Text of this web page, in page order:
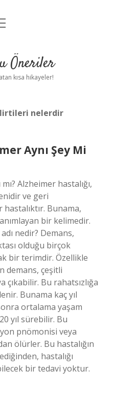
Öneriler
kısa hikayeler!
nelerdir
Aynı Şey Mi
Alzheimer hastalığı,
ve geri
Bunama,
bir kelimedir.
nedir? Demans,
olduğu birçok
bir terimdir. Özellikle
demans, çeşitli
Bu rahatsızlığa
Bunama kaç yıl
ortalama yaşam
yıl sürebilir. Bu
pnömonisi veya
ölürler. Bu hastalığın
hastalığı
bir tedavi yoktur.